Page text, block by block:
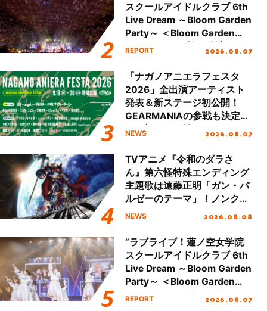
スクールアイドルクラブ 6th
Live Dream ～Bloom Garden
Party～ ＜Bloom Garden
Party Stage／埼玉公演＞”
REPORT 2026.08.07
「ナガノアニエラフェスタ
2026」全出演アーティスト
発表＆新ステージ初公開！
GEARMANIAの参戦も決定
し、初となる第3ステージの
NEWS 2026.08.07
TVアニメ『令和のダラさ
ん』第六怪特殊エンディング
主題歌は遠藤正明「ガン・バ
ルゼーのテーマ」！ノンクレ
ジットエンディング映像も公
NEWS 2026.08.08
“ラブライブ！蓮ノ空女学院
スクールアイドルクラブ 6th
Live Dream ～Bloom Garden
Party～ ＜Bloom Garden
Party Stage／埼玉公演＞”
REPORT 2026.08.07